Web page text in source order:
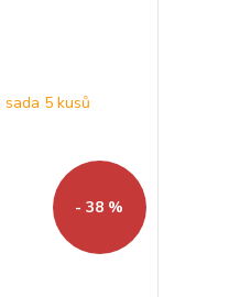
- 38 %